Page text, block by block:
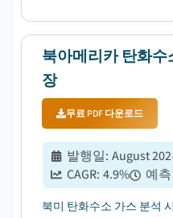
북아메리카 탄화수
장
무료 PDF 다운로드
발행일: August
CAGR: 4.9% 예
북미 탄화수소 가스 분석